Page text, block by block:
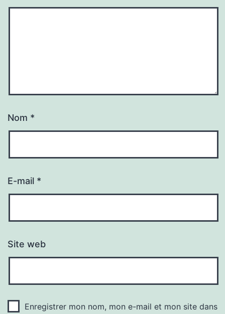
Nom *
E-mail *
Site web
Enregistrer mon nom, mon e-mail et mon site dans